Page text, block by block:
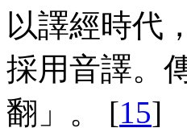
以譯經時代
採用音譯。
翻」。 [15]